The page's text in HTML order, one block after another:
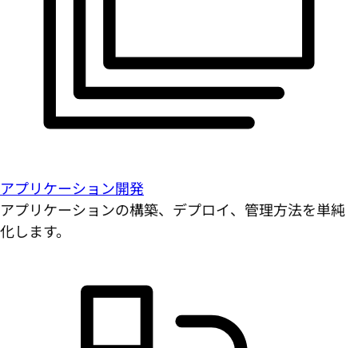
アプリケーション開発
アプリケーションの構築、デプロイ、管理方法を単純
化します。